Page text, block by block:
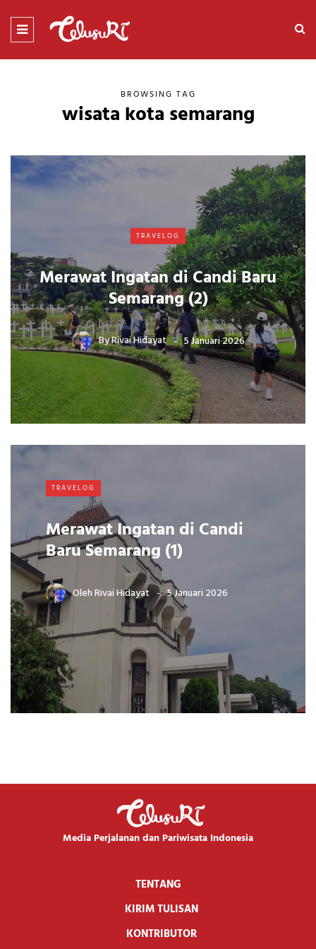
BROWSING TAG
wisata kota semarang
TRAVELOG
Merawat Ingatan di Candi Baru
Semarang (2)
ByRivai Hidayat 5 Januari 2026
TRAVELOG
Merawat Ingatan di Candi
Baru Semarang (1)
OlehRivai Hidayat 5 Januari 2026
Media Perjalanan dan Pariwisata Indonesia
TENTANG
KIRIM TULISAN
KONTRIBUTOR